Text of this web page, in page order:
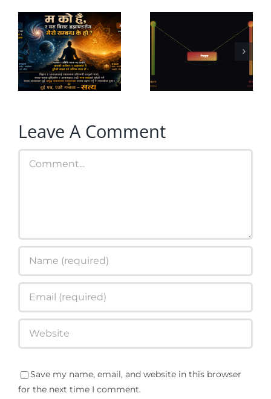
नेपालको
परराष्ट्र नीति:
तरुल होइन,
पिङको
नागरिकको
काँधमा राज्य,
अनि समृद्धिको
सपना ?
Leave A Comment
Save my name, email, and website in this browser
for the next time I comment.